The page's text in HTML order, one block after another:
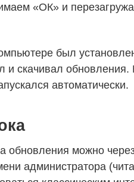
«ОК» и
был
и скачивал
автоматически.
обновления можно
администратора